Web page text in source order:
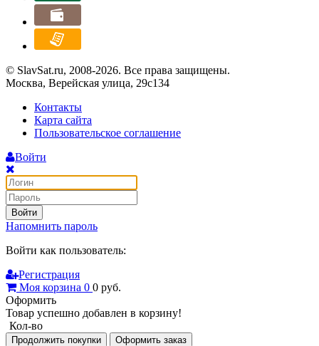
© SlavSat.ru, 2008-2026. Все права защищены.
Москва, Верейская улица, 29с134
Контакты
Карта сайта
Пользовательское соглашение
Войти
Войти
Напомнить пароль
Войти как пользователь:
Регистрация
Моя корзина 0 0 руб.
Оформить
Товар успешно добавлен в корзину!
Кол-во
Продолжить покупки Оформить заказ